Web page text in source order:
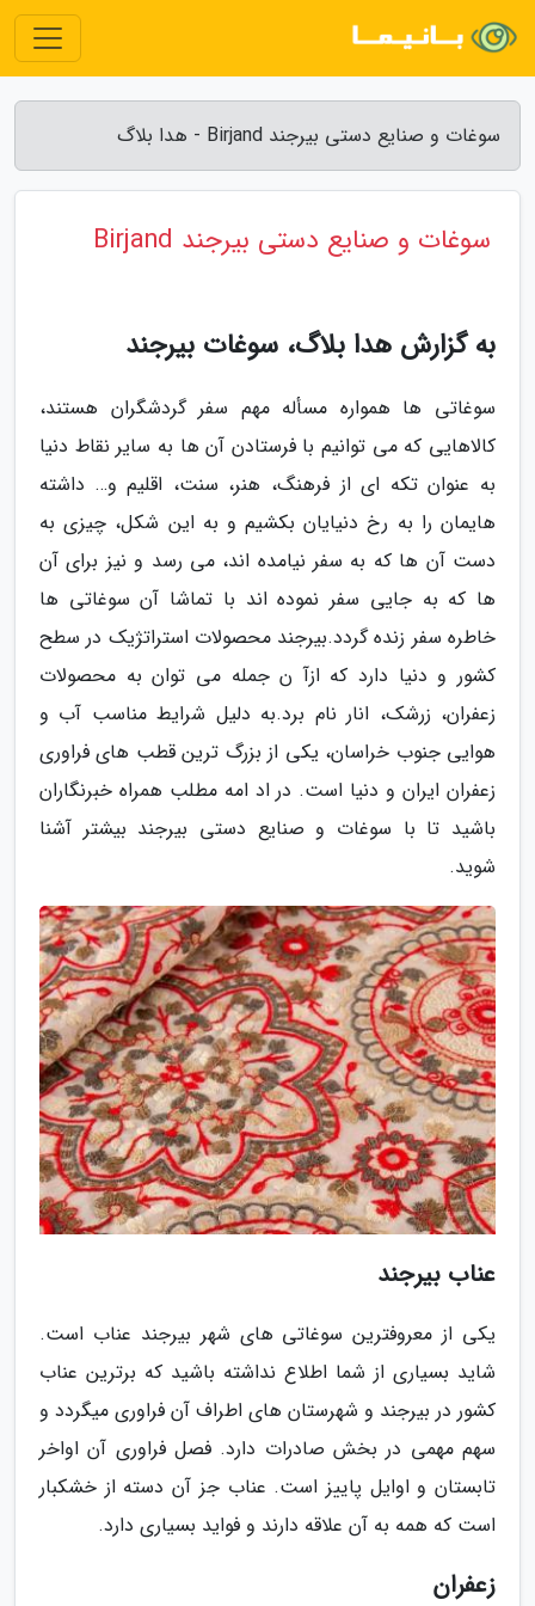
سوغات و صنایع دستی بیرجند Birjand - هدا بلاگ
سوغات و صنایع دستی بیرجند Birjand
به گزارش هدا بلاگ، سوغات بیرجند
سوغاتی ها همواره مسأله مهم سفر گردشگران هستند،
کالاهایی که می توانیم با فرستادن آن ها به سایر نقاط دنیا
به عنوان تکه ای از فرهنگ، هنر، سنت، اقلیم و… داشته
هایمان را به رخ دنیایان بکشیم و به این شکل، چیزی به
دست آن ها که به سفر نیامده اند، می رسد و نیز برای آن
ها که به جایی سفر نموده اند با تماشا آن سوغاتی ها
خاطره سفر زنده گردد.بیرجند محصولات استراتژیک در سطح
کشور و دنیا دارد که ازآ ن جمله می توان به محصولات
زعفران، زرشک، انار نام برد.به دلیل شرایط مناسب آب و
هوایی جنوب خراسان، یکی از بزرگ ترین قطب های فراوری
زعفران ایران و دنیا است. در اد امه مطلب همراه خبرنگاران
باشید تا با سوغات و صنایع دستی بیرجند بیشتر آشنا
شوید.
عناب بیرجند
یکی از معروفترین سوغاتی های شهر بیرجند عناب است.
شاید بسیاری از شما اطلاع نداشته باشید که برترین عناب
کشور در بیرجند و شهرستان های اطراف آن فراوری میگردد و
سهم مهمی در بخش صادرات دارد. فصل فراوری آن اواخر
تابستان و اوایل پاییز است. عناب جز آن دسته از خشکبار
است که همه به آن علاقه دارند و فواید بسیاری دارد.
زعفران